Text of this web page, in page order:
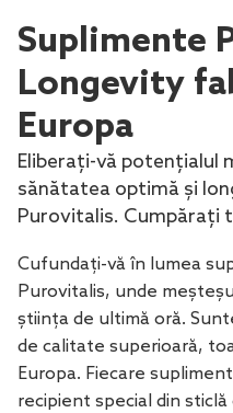
Suplimente
Longevity
Europa
Eliberați-vă potențialul
sănătatea optimă și
Purovitalis. Cumpărați
Cufundați-vă în lumea
Purovitalis, unde
știința de ultimă oră.
de calitate superioară,
Europa. Fiecare
recipient special din